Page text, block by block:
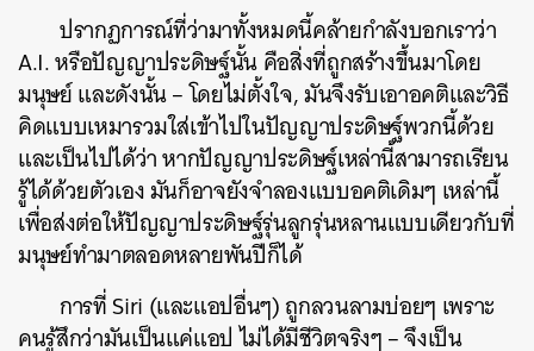
ปรากฏการณ์ที่ว่ามาทั้งหมดนี้คล้ายกำลังบอกเราว่า
A.I. หรือปัญญาประดิษฐ์นั้น คือสิ่งที่ถูกสร้างขึ้นมาโดย
มนุษย์ และดังนั้น – โดยไม่ตั้งใจ, มันจึงรับเอาอคติและวิธี
คิดแบบเหมารวมใส่เข้าไปในปัญญาประดิษฐ์พวกนี้ด้วย
และเป็นไปได้ว่า หากปัญญาประดิษฐ์เหล่านี้สามารถเรียน
รู้ได้ด้วยตัวเอง มันก็อาจยังจำลองแบบอคติเดิมๆ เหล่านี้
เพื่อส่งต่อให้ปัญญาประดิษฐ์รุ่นลูกรุ่นหลานแบบเดียวกับที่
มนุษย์ทำมาตลอดหลายพันปีก็ได้
การที่ Siri (และแอปอื่นๆ) ถูกลวนลามบ่อยๆ เพราะ
คนรู้สึกว่ามันเป็นแค่แอป ไม่ได้มีชีวิตจริงๆ – จึงเป็น